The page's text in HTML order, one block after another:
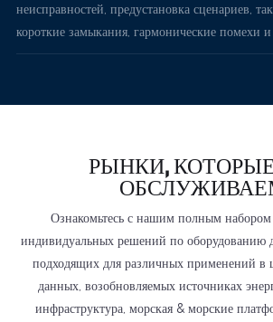
неисправностей, предустановка сценариев,
короткие замыкания, гармонические помехи и
РЫНКИ,
Ознакомьтесь с нашим полным набором
индивидуальных решений по оборудованию
подходящих для различных применений в
данных, возобновляемых источниках
инфраструктура, морская & морские